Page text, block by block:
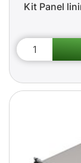
Kit Panel